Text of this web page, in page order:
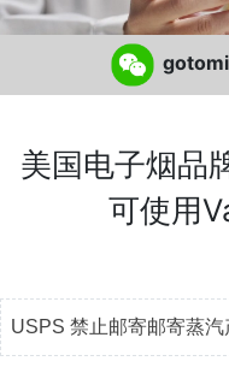
美国电子烟品
可使用
USPS 禁止邮寄邮寄蒸汽